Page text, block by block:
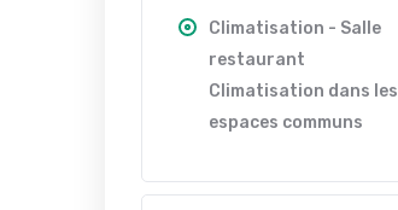
Climatisation - Salle
restaurant
Climatisation dans les
espaces communs